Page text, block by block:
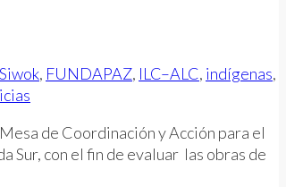
, FUNDAPAZ, ILC–ALC, indígenas,
de Coordinación y Acción para el
Sur, con el fin de evaluar las obras de